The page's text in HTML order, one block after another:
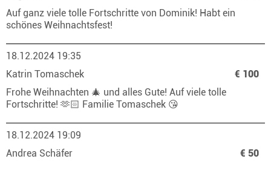
Auf ganz viele tolle Fortschritte von Dominik! Habt ein
schönes Weihnachtsfest!
18.12.2024 19:35
Katrin Tomaschek
€ 100
Frohe Weihnachten 🎄 und alles Gute! Auf viele tolle
Fortschritte! 🫶🏻 Familie Tomaschek 😘
18.12.2024 19:09
Andrea Schäfer
€ 50